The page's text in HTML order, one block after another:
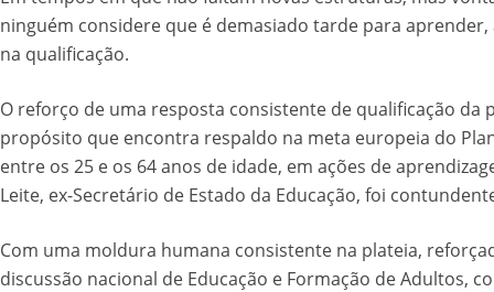
ninguém considere que é demasiado tarde para
na qualificação.
O reforço de uma resposta consistente de qualificação
propósito que encontra respaldo na meta europeia do
entre os 25 e os 64 anos de idade, em ações de
Leite, ex-Secretário de Estado da Educação, foi
Com uma moldura humana consistente na plateia,
discussão nacional de Educação e Formação de